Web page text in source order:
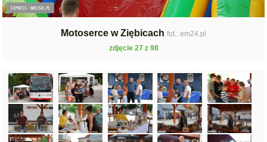
Motoserce w Ziębicach fot.: em24.pl
zdjęcie 27 z 98